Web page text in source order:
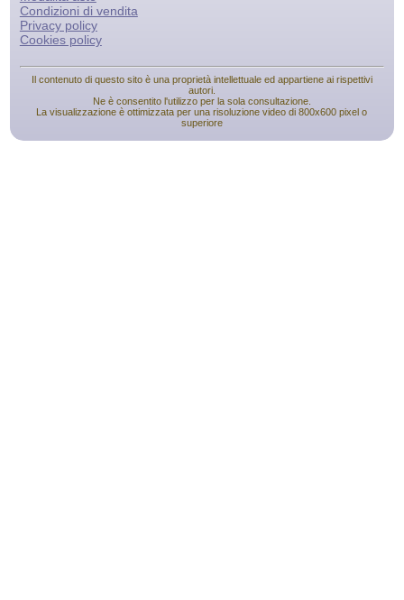
Condizioni di vendita
Privacy policy
Cookies policy
Il contenuto di questo sito è una proprietà intellettuale ed appartiene ai rispettivi
autori.
Ne è consentito l'utilizzo per la sola consultazione.
La visualizzazione è ottimizzata per una risoluzione video di 800x600 pixel o
superiore